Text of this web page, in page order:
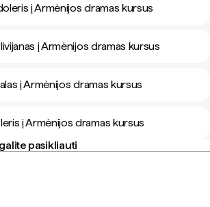
į Armėnijos dramas kursus
į Armėnijos dramas kursus
į Armėnijos dramas kursus
į Armėnijos dramas kursus
pasikliauti